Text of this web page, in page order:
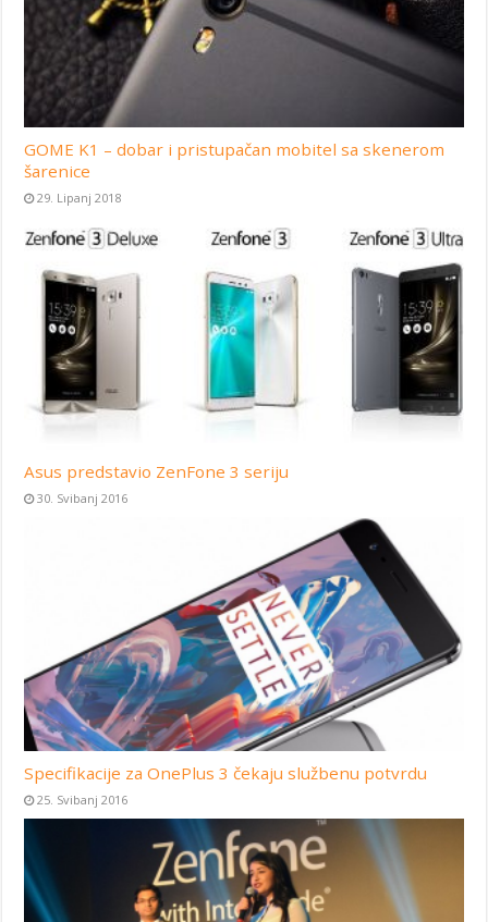
GOME K1 – dobar i pristupačan mobitel sa skenerom
šarenice
29. Lipanj 2018
Asus predstavio ZenFone 3 seriju
30. Svibanj 2016
Specifikacije za OnePlus 3 čekaju službenu potvrdu
25. Svibanj 2016